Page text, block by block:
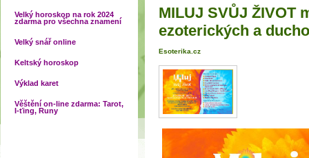
Velký horoskop na rok 2024
zdarma pro všechna znamení
Velký snář online
Keltský horoskop
Výklad karet
Věštění on-line zdarma: Tarot,
I-ťing, Runy
MILUJ SVŮJ ŽIVOT
ezoterických a
Esoterika.cz